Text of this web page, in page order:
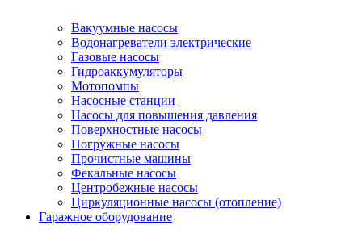
Вакуумные насосы
Водонагреватели электрические
Газовые насосы
Гидроаккумуляторы
Мотопомпы
Насосные станции
Насосы для повышения давления
Поверхностные насосы
Погружные насосы
Прочистные машины
Фекальные насосы
Центробежные насосы
Циркуляционные насосы (отопление)
Гаражное оборудование